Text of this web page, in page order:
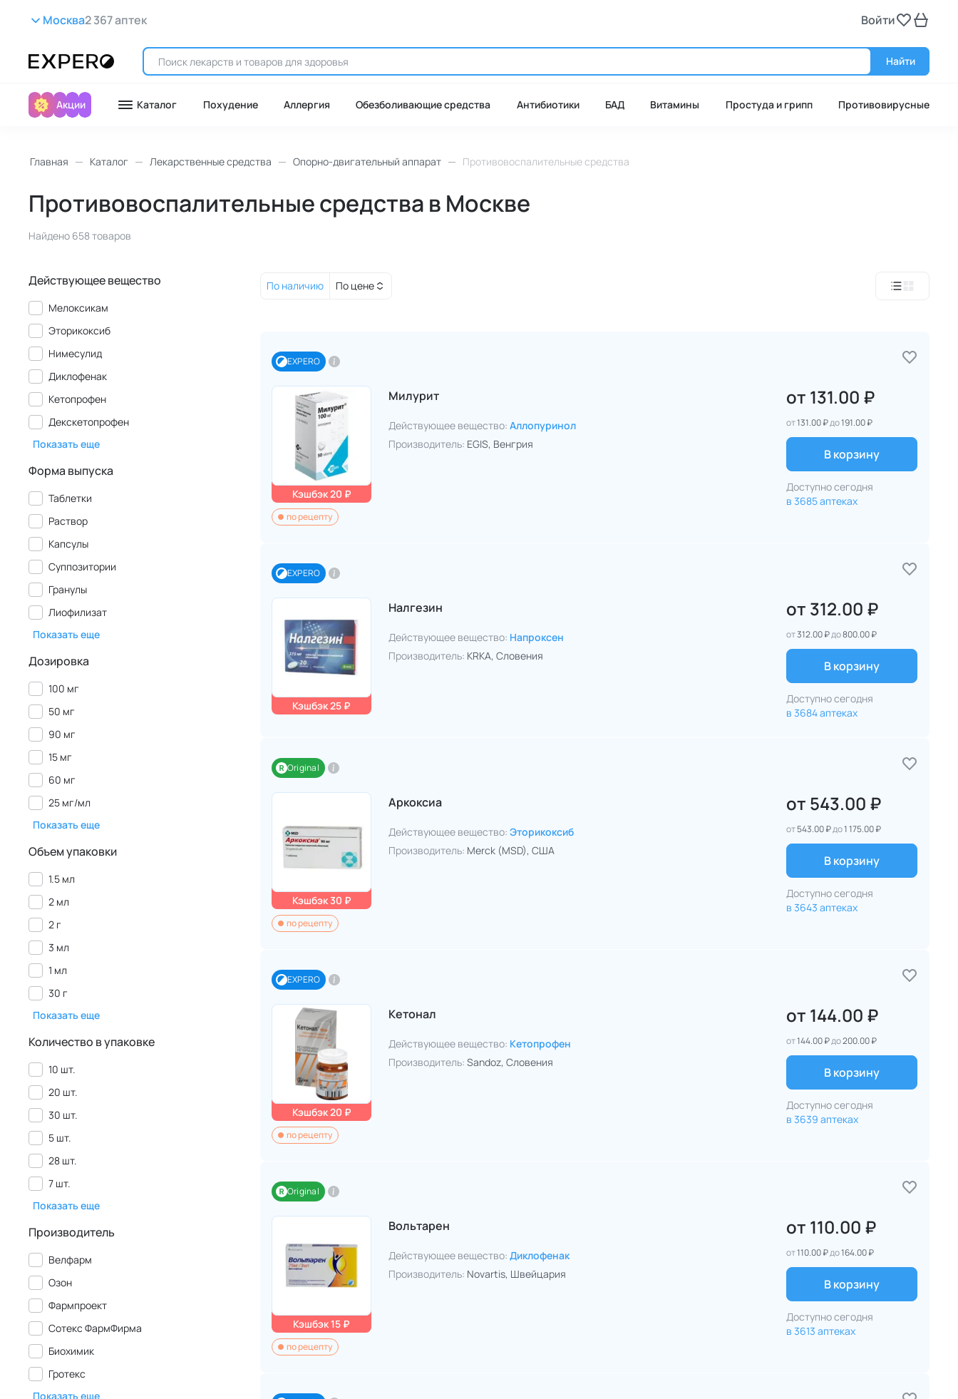
Москва2 367 аптек Войти
Найти
Акции Каталог Похудение Аллергия Обезболивающие средства Антибиотики БАД Витамины Простуда и грипп Противовирусные
Главная Каталог Лекарственные средства Опорно-двигательный аппарат Противовоспалительные средства
Противовоспалительные средства в Москве
Найдено 658 товаров
Действующее вещество
Мелоксикам
Эторикоксиб
Нимесулид
Диклофенак
Кетопрофен
Декскетопрофен
Показать еще
Форма выпуска
Таблетки
Раствор
Капсулы
Суппозитории
Гранулы
Лиофилизат
Показать еще
Дозировка
100 мг
50 мг
90 мг
15 мг
60 мг
25 мг/мл
Показать еще
Объем упаковки
1.5 мл
2 мл
2 г
3 мл
1 мл
30 г
Показать еще
Количество в упаковке
10 шт.
20 шт.
30 шт.
5 шт.
28 шт.
7 шт.
Показать еще
Производитель
Велфарм
Озон
Фармпроект
Сотекс ФармФирма
Биохимик
Гротекс
Показать еще
По наличию По цене
EXPERO
Кэшбэк 20 ₽
по рецепту
Милурит
Действующее вещество: Аллопуринол
Производитель: EGIS, Венгрия
от 131.00 ₽
от131.00 ₽до191.00 ₽
В корзину
Доступно сегодня
в 3685 аптеках
EXPERO
Кэшбэк 25 ₽
Налгезин
Действующее вещество: Напроксен
Производитель: KRKA, Словения
от 312.00 ₽
от312.00 ₽до800.00 ₽
В корзину
Доступно сегодня
в 3684 аптеках
Original
Кэшбэк 30 ₽
по рецепту
Аркоксиа
Действующее вещество: Эторикоксиб
Производитель: Merck (MSD), США
от 543.00 ₽
от543.00 ₽до1 175.00 ₽
В корзину
Доступно сегодня
в 3643 аптеках
EXPERO
Кэшбэк 20 ₽
по рецепту
Кетонал
Действующее вещество: Кетопрофен
Производитель: Sandoz, Словения
от 144.00 ₽
от144.00 ₽до200.00 ₽
В корзину
Доступно сегодня
в 3639 аптеках
Original
Кэшбэк 15 ₽
по рецепту
Вольтарен
Действующее вещество: Диклофенак
Производитель: Novartis, Швейцария
от 110.00 ₽
от110.00 ₽до164.00 ₽
В корзину
Доступно сегодня
в 3613 аптеках